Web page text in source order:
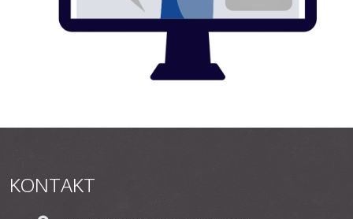
KONTAKT